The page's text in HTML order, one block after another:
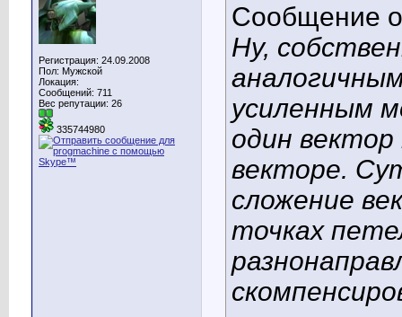
Регистрация: 24.09.2008
Пол: Мужской
Локация:
Сообщений: 711
Вес репутации: 26
335744980
Сообщение
Ну,
усиленным
один
векторе.
сложение
точках